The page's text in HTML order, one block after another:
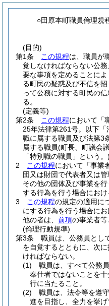
○田原本町職員倫理規
(目的)
第1条
この規程は、職員が
覚しなければならない公
要な事項を定めることに
る町民の疑惑及び不信を
って公務に対する町民の
る。
(定義等)
第2条
この規程において「
25年法律第261号。以下「
職に属する職員及び法第3
属する職員(町長、町議会
「特別職の職員」という。)
2
この規程において「事業
団又は財団で代表者又は
その他の団体及び事業を行
する行為を行う場合にお
3
この規程の規定の適用に
にする行為を行う場合に
他の者は、 前項の事業者等
(倫理行動規準)
第3条
職員は、公務員とし
を自覚するとともに、次
ければならない。
(1)
職員は、すべて公務
奉仕者ではないことを
行に当たること。
(2)
職員は、法令等を遵
進を目指し、全力を挙げ